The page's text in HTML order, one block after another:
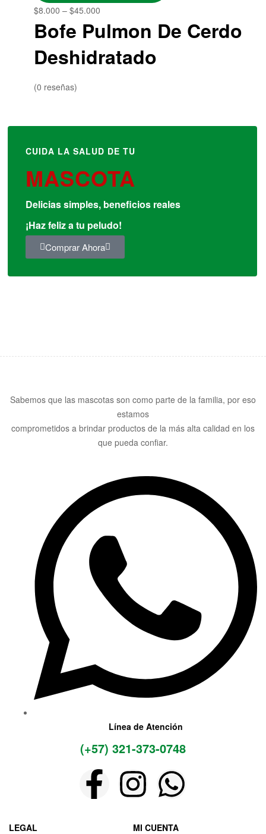
$8.000 – $45.000
Bofe Pulmon De Cerdo
Deshidratado
(0 reseñas)
CUIDA LA SALUD DE TU
MASCOTA
Delicias simples, beneficios reales
¡Haz feliz a tu peludo!
Comprar Ahora
Sabemos que las mascotas son como parte de la familia, por eso
estamos
comprometidos a brindar productos de la más alta calidad en los
que pueda confiar.
Línea de Atención
(+57) 321-373-0748
LEGAL MI CUENTA